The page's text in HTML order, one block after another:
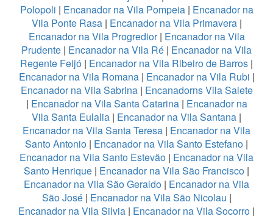
Polopoli | Encanador na Vila Pompeia| Encanador na
Vila Ponte Rasa| Encanador na Vila Primavera|
Encanador na Vila Progredior| Encanador na Vila
Prudente | Encanador na Vila Ré | Encanador na Vila
Regente Feijó | Encanador na Vila Ribeiro de Barros |
Encanador na Vila Romana| Encanador na Vila Rubi |
Encanador na Vila Sabrina| Encanadorns Vila Salete
| Encanador na Vila Santa Catarina| Encanador na
Vila Santa Eulalia | Encanador na Vila Santana |
Encanador na Vila Santa Teresa | Encanador na Vila
Santo Antonio | Encanador na Vila Santo Estefano |
Encanador na Vila Santo Estevão | Encanador na Vila
Santo Henrique | Encanador na Vila São Francisco |
Encanador na Vila São Geraldo | Encanador na Vila
São José| Encanador na Vila São Nicolau |
Encanador na Vila Silvia | Encanador na Vila Socorro |